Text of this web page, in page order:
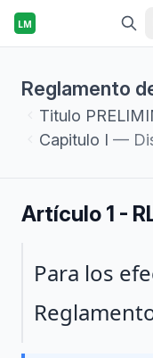
LM
Titulo
Capitulo I —
Artículo 1 -
Párrafo 1
Para los